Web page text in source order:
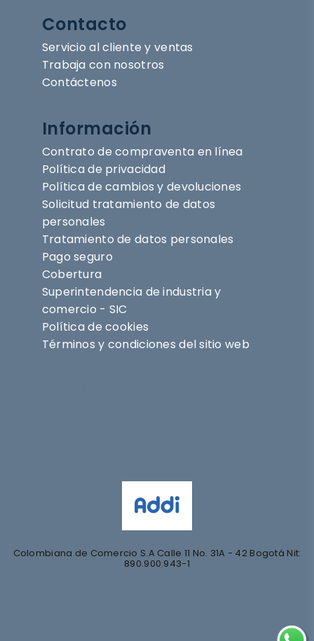
Contacto
Servicio al cliente y ventas
Trabaja con nosotros
Contáctenos
Información
Contrato de compraventa en línea
Política de privacidad
Política de cambios y devoluciones
Solicitud tratamiento de datos
personales
Tratamiento de datos personales
Pago seguro
Cobertura
Superintendencia de industria y
comercio - SIC
Política de cookies
Términos y condiciones del sitio web
Colombiana de Comercio S.A Calle 11 No. 31A - 42 Bogotá Nit:
890.900.943-1